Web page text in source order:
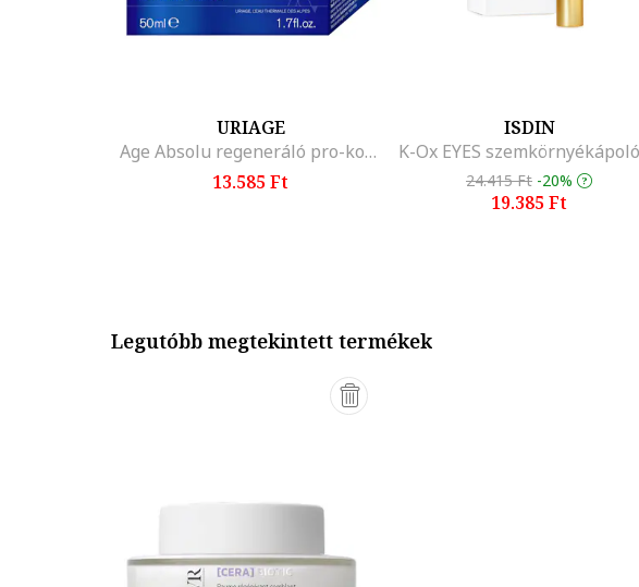
URIAGE
Age Absolu regeneráló pro-kollagén maszk, 50 ml
13.585 Ft
ISDIN
24.415 Ft -20%
19.385 Ft
Legutóbb megtekintett termékek